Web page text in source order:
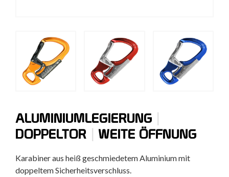
ALUMINIUMLEGIERUNG
DOPPELTOR WEITE ÖFFNUNG
Karabiner aus heiß geschmiedetem Aluminium mit
doppeltem Sicherheitsverschluss.